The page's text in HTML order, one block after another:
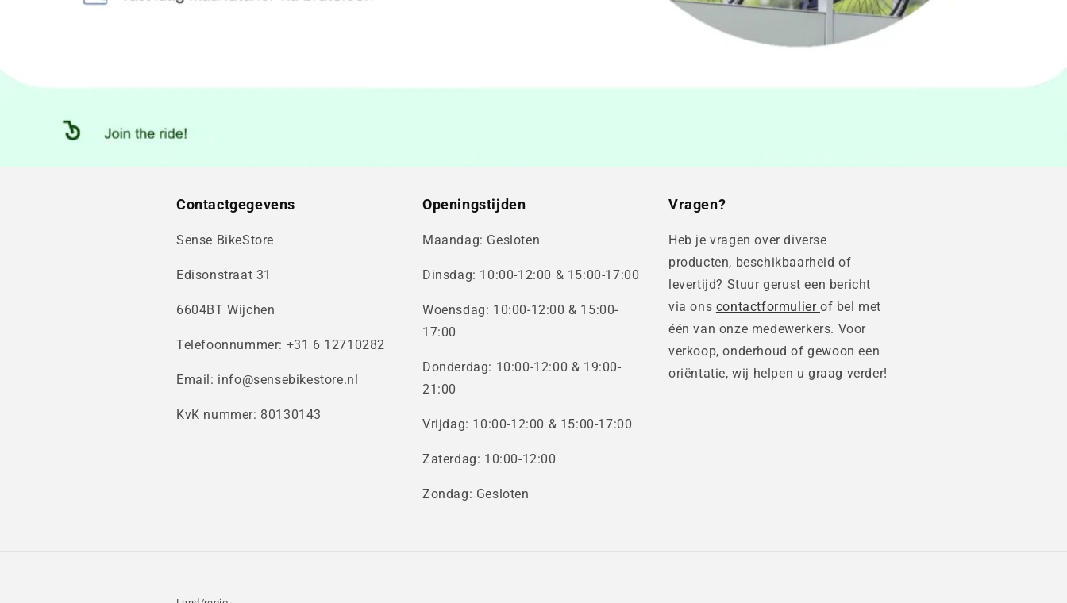
Contactgegevens
Sense BikeStore
Edisonstraat 31
6604BT Wijchen
Telefoonnummer: +31 6 12710282
Email: info@sensebikestore.nl
KvK nummer: 80130143
Openingstijden
Maandag: Gesloten
Dinsdag: 10:00-12:00 & 15:00-17:00
Woensdag: 10:00-12:00 & 15:00-
17:00
Donderdag: 10:00-12:00 & 19:00-
21:00
Vrijdag: 10:00-12:00 & 15:00-17:00
Zaterdag: 10:00-12:00
Zondag: Gesloten
Vragen?
Heb je vragen over diverse
producten, beschikbaarheid of
levertijd? Stuur gerust een bericht
via ons contactformulierof bel met
één van onze medewerkers. Voor
verkoop, onderhoud of gewoon een
oriëntatie, wij helpen u graag verder!